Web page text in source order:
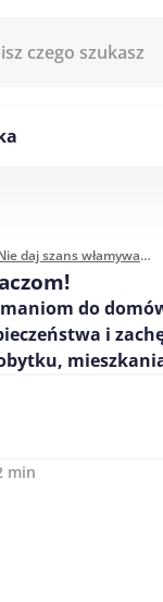
Nie daj szans włamywaczom!
do
i
min